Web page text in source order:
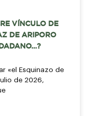
VÍNCULO DE
DE ARIPORO
«el Esquinazo de
de 2026,